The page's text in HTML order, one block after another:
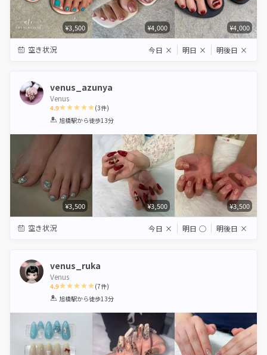
¥3,500 ¥4,000 ¥4,000
空き状況 今日 × 明日 × 明後日 ×
venus_azunya
Venus
4.9
1 2 3 4 5
(3件)
旭橋駅から徒歩13分
¥3,500 ¥3,500 ¥3,500
空き状況 今日 × 明日 ◯ 明後日 ×
venus_ruka
Venus
4.9
1 2 3 4 5
(7件)
旭橋駅から徒歩13分